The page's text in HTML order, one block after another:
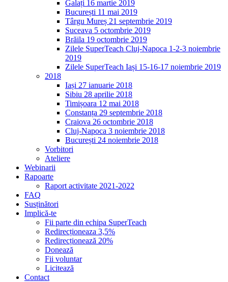
Galați 16 martie 2019
București 11 mai 2019
Târgu Mureș 21 septembrie 2019
Suceava 5 octombrie 2019
Brăila 19 octombrie 2019
Zilele SuperTeach Cluj-Napoca 1-2-3 noiembrie
2019
Zilele SuperTeach Iași 15-16-17 noiembrie 2019
2018
Iași 27 ianuarie 2018
Sibiu 28 aprilie 2018
Timișoara 12 mai 2018
Constanța 29 septembrie 2018
Craiova 26 octombrie 2018
Cluj-Napoca 3 noiembrie 2018
București 24 noiembrie 2018
Vorbitori
Ateliere
Webinarii
Rapoarte
Raport activitate 2021-2022
FAQ
Susținători
Implică-te
Fii parte din echipa SuperTeach
Redirecționeaza 3,5%
Redirecționează 20%
Donează
Fii voluntar
Licitează
Contact